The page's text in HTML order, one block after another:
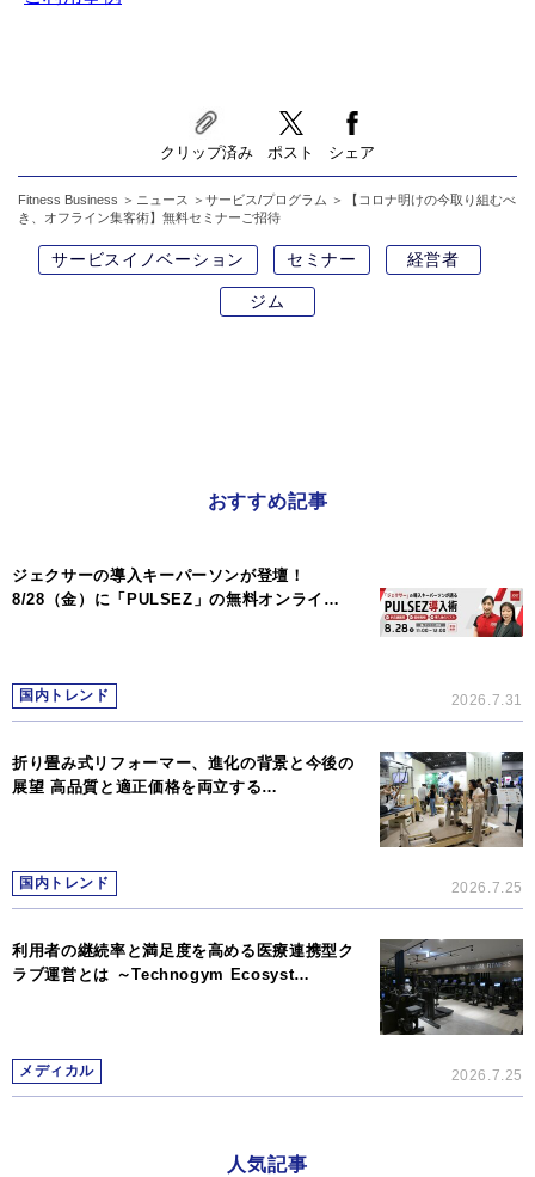
クリップ済み ポスト シェア
Fitness Business ニュース サービス/プログラム
【コロナ明けの今取り組むべ
き、オフライン集客術】無料セミナーご招待
サービスイノベーション セミナー 経営者
ジム
おすすめ記事
ジェクサーの導入キーパーソンが登壇！
8/28（金）に「PULSEZ」の無料オンライ…
国内トレンド 2026.7.31
折り畳み式リフォーマー、進化の背景と今後の
展望 高品質と適正価格を両立する…
国内トレンド 2026.7.25
利用者の継続率と満足度を高める医療連携型ク
ラブ運営とは ～Technogym Ecosyst…
メディカル 2026.7.25
人気記事